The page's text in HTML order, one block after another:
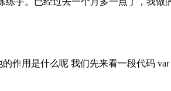
用是什么呢 我们先来看一段代码 var